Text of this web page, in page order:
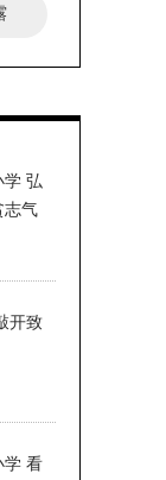
学 弘
志气
开致
学 看